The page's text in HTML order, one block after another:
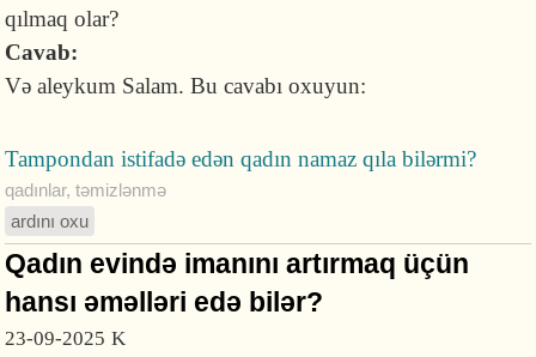
qılmaq olar?
Cavab:
Və aleykum Salam. Bu cavabı oxuyun:
Tampondan istifadə edən qadın namaz qıla bilərmi?
qadınlar,təmizlənmə
ardını oxu
Qadın evində imanını artırmaq üçün
hansı əməlləri edə bilər?
23-09-2025 K